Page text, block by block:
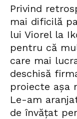
Privind
mai dificilă
lui Viorel la
pentru că
care mai
deschisă
proiecte așa
Le-am
de învățat